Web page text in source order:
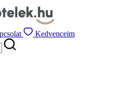
Kedvenceim